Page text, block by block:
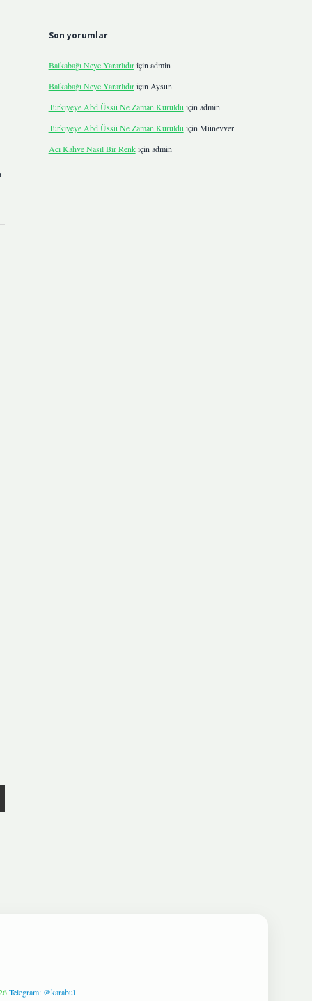
Son yorumlar
Balkabağı Neye Yararlıdıriçin admin
Balkabağı Neye Yararlıdıriçin Aysun
Türkiyeye Abd Üssü Ne Zaman Kuruldu için admin
Türkiyeye Abd Üssü Ne Zaman Kuruldu için Münevver
Acı Kahve Nasıl Bir Renkiçin admin
Telegram: @karabul